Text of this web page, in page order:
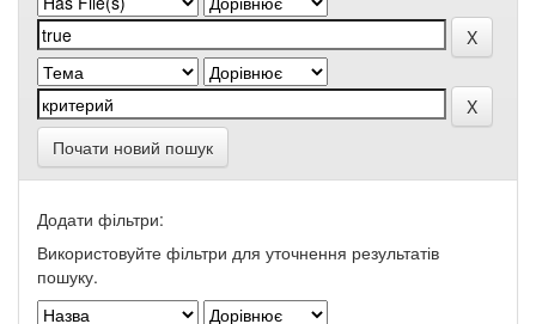
Почати новий пошук
Додати фільтри:
Використовуйте фільтри для уточнення результатів
пошуку.